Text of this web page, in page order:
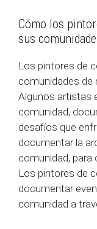
Cómo los
sus
Los pintores de
comunidades de
Algunos artistas
comunidad,
desafíos que
documentar la
comunidad, para
Los pintores de
documentar
comunidad a